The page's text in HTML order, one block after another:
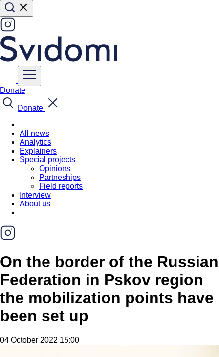
Donate
Donate
All news
Analytics
Explainers
Special projects
Opinions
Partneships
Field reports
Interview
About us
On the border of the Russian
Federation in Pskov region
the mobilization points have
been set up
04 October 2022 15:00